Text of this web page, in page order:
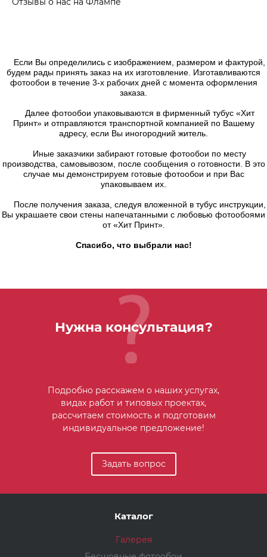
Если Вы определились с изображением, размером и фактурой,
будем рады принять заказ на их изготовление. Изготавливаются
фотообои в течение 3-х рабочих дней с момента оформления
заказа.
Далее фотообои упаковываются в фирменный тубус «Хит
Принт» и отправляются транспортной компанией по Вашему
адресу, если Вы иногородний житель.
Иные заказчики забирают готовые фотообои по месту
производства, самовывозом, после сообщения о готовности. В это
случае мы демонстрируем готовые фотообои и при Вас
упаковываем их.
После получения заказа, следуя вложенной в тубус инструкции,
Вы украшаете свои стены напечатанными с любовью фотообоями
от «Хит Принт».
Спасибо, что выбрали нас!
Нужна консультация?
Подробно расскажем о наших услугах,
видах работ и типовых проектах,
рассчитаем стоимость и подготовим
индивидуальное предложение!
Задать вопрос
Каталог
Галерея